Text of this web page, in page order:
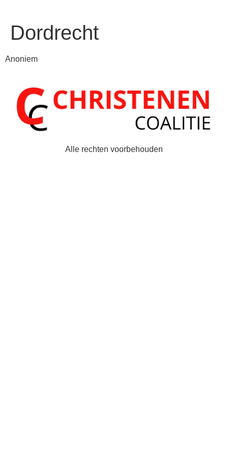
Dordrecht
Anoniem
Alle rechten voorbehouden